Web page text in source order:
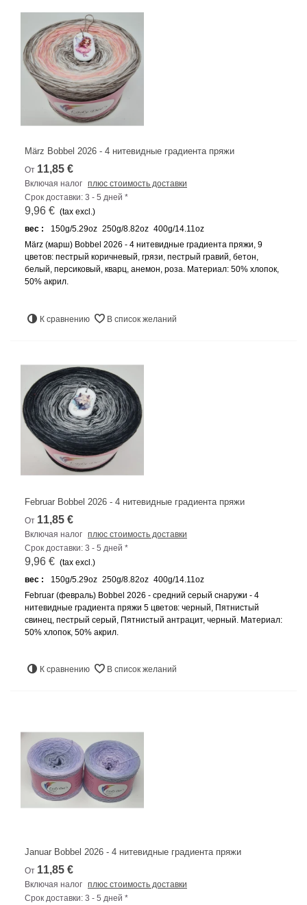
März Bobbel 2026 - 4 нитевидные градиента пряжи
От 11,85 €
Включая налог плюс стоимость доставки
Срок доставки: 3 - 5 дней *
9,96 € (tax excl.)
вес :
150g/5.29oz 250g/8.82oz 400g/14.11oz
März (марш) Bobbel 2026 - 4 нитевидные градиента пряжи, 9
цветов: пестрый коричневый, грязи, пестрый гравий, бетон,
белый, персиковый, кварц, анемон, роза. Материал: 50% хлопок,
50% акрил.
К сравнению В список желаний
Februar Bobbel 2026 - 4 нитевидные градиента пряжи
От 11,85 €
Включая налог плюс стоимость доставки
Срок доставки: 3 - 5 дней *
9,96 € (tax excl.)
вес :
150g/5.29oz 250g/8.82oz 400g/14.11oz
Februar (февраль) Bobbel 2026 - средний серый снаружи - 4
нитевидные градиента пряжи 5 цветов: черный, Пятнистый
свинец, пестрый серый, Пятнистый антрацит, черный. Материал:
50% хлопок, 50% акрил.
К сравнению В список желаний
Januar Bobbel 2026 - 4 нитевидные градиента пряжи
От 11,85 €
Включая налог плюс стоимость доставки
Срок доставки: 3 - 5 дней *